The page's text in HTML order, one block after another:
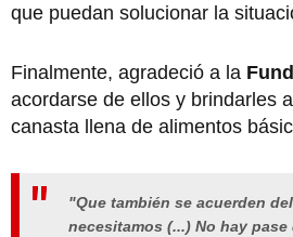
que puedan solucionar la
Finalmente, agradeció a la
acordarse de ellos y brindarles
canasta llena de alimentos
"Que también se acuerden
necesitamos (...) No hay pase